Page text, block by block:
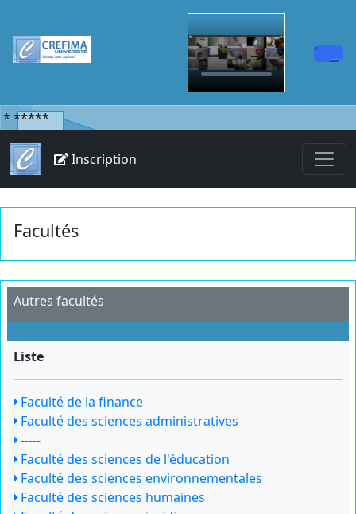
* *****
Inscription
Facultés
Autres facultés
Liste
Faculté de la finance
Faculté des sciences administratives
-----
Faculté des sciences de l'éducation
Faculté des sciences environnementales
Faculté des sciences humaines